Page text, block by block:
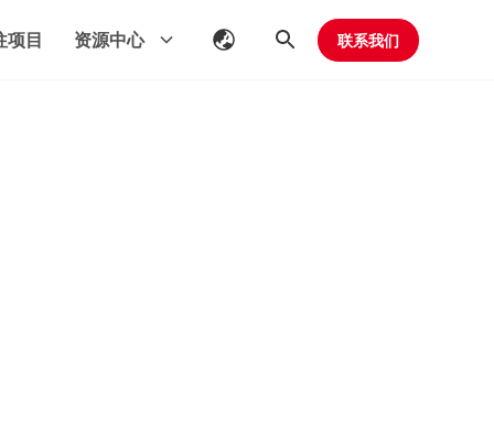
项目 资源中心 联系我们